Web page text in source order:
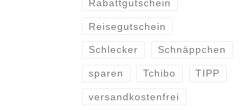
Rabattgutschein
Reisegutschein
Schlecker Schnäppchen
sparen Tchibo TIPP
versandkostenfrei